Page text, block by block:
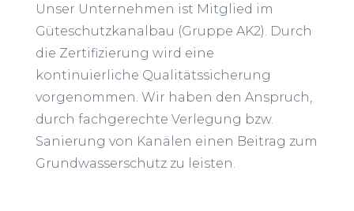
Unser Unternehmen ist Mitglied im
Güteschutzkanalbau (Gruppe AK2). Durch
die Zertifizierung wird eine
kontinuierliche Qualitätssicherung
vorgenommen. Wir haben den Anspruch,
durch fachgerechte Verlegung bzw.
Sanierung von Kanälen einen Beitrag zum
Grundwasserschutz zu leisten.